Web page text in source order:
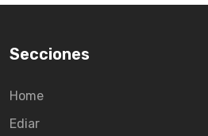
Secciones
Home
Ediar